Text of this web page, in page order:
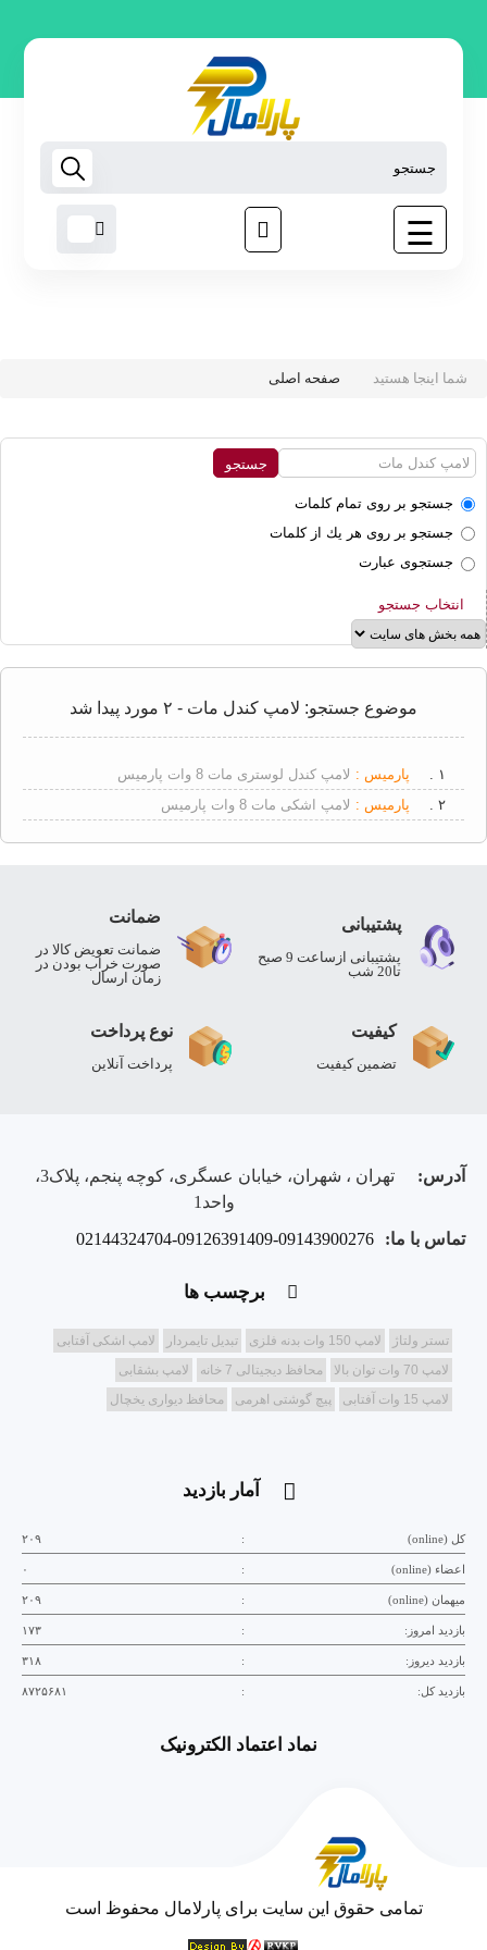
☰
روشنایی
هوشمند
رابط
غیر
نوارچسب
برق
لوستر
محافظ
برق
سرپیچ
لامپ
سیم
و
برق
شما اینجا هستید صفحه اصلی
جستجو بر روی تمام كلمات
جستجو بر روی هر يك از كلمات
جستجوی عبارت
انتخاب جستجو
موضوع جستجو: لامپ کندل مات - ۲ مورد پیدا شد
۱ . پارمیس : لامپ کندل لوستری مات 8 وات پارمیس
۲ .
پارمیس : لامپ اشکی مات 8 وات پارمیس
پشتیبانی
پشتیبانی ازساعت 9 صبح
تا20 شب
ضمانت
ضمانت تعویض کالا در
صورت خراب بودن در
زمان ارسال
کیفیت
تضمین کیفیت
نوع پرداخت
پرداخت آنلاین
آدرس:
تهران ، شهران، خیابان عسگری، کوچه پنجم، پلاک3،
واحد1
تماس با ما:
02144324704-09126391409-09143900276
برچسب ها
تستر ولتاژ لامپ 150 وات بدنه فلزی تبدیل تایمردار
لامپ اشکی آفتابی
لامپ 70 وات توان بالا
محافظ دیجیتالی 7 خانه
لامپ بشقابی
لامپ 15 وات آفتابی
پیچ گوشتی اهرمی محافظ دیواری یخچال
آمار بازدید
کل (online) : ۲۰۹
اعضاء (online) : ۰
میهمان (online) : ۲۰۹
بازدید امروز: : ۱۷۳
بازدید دیروز: : ۳۱۸
بازدید کل: : ۸۷۲۵۶۸۱
نماد اعتماد الکترونیک
تمامی حقوق این سایت برای پارلامال محفوظ است